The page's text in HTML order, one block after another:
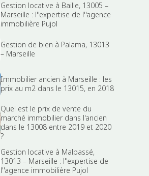
Gestion locative à Baille, 13005 –
Marseille : l''expertise de l''agence
immobilière Pujol
Gestion de bien à Palama, 13013
– Marseille
Immobilier ancien à Marseille : les
prix au m2 dans le 13015, en 2018
Quel est le prix de vente du
marché immobilier dans l'ancien
dans le 13008 entre 2019 et 2020
?
Gestion locative à Malpassé,
13013 – Marseille : l''expertise de
l''agence immobilière Pujol